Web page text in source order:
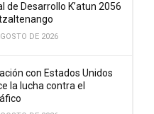
de Desarrollo K’atun 2056
DE 2026
con Estados Unidos
la lucha contra el